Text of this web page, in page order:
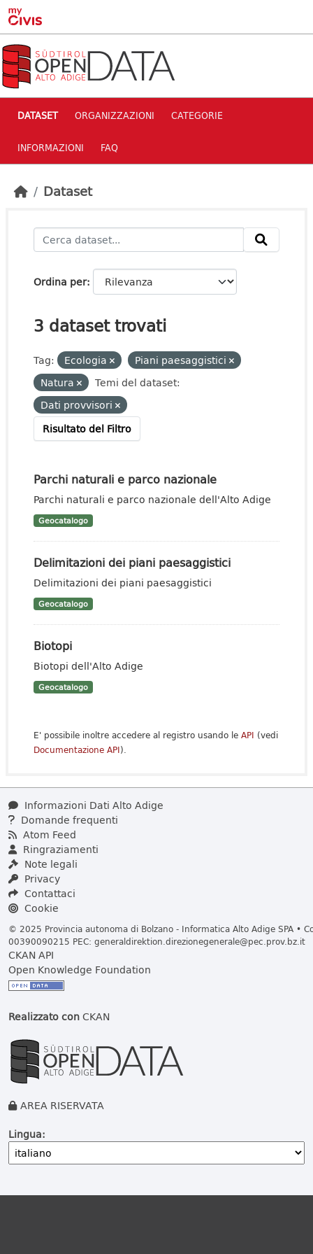
Skip to main content
DATASET ORGANIZZAZIONI CATEGORIE
INFORMAZIONI FAQ
Dataset
Ordina per
3 dataset trovati
Tag: Ecologia
Piani paesaggistici
Natura
Temi del dataset:
Dati provvisori
Risultato del Filtro
Parchi naturali e parco nazionale
Parchi naturali e parco nazionale dell'Alto Adige
Geocatalogo
Delimitazioni dei piani paesaggistici
Delimitazioni dei piani paesaggistici
Geocatalogo
Biotopi
Biotopi dell'Alto Adige
Geocatalogo
E' possibile inoltre accedere al registro usando le API (vedi
Documentazione API).
Informazioni Dati Alto Adige
Domande frequenti
Atom Feed
Ringraziamenti
Note legali
Privacy
Contattaci
Cookie
© 2025 Provincia autonoma di Bolzano - Informatica Alto Adige SPA •
00390090215 PEC: generaldirektion.direzionegenerale@pec.prov.bz.it
CKAN API
Open Knowledge Foundation
Realizzato conCKAN
AREA RISERVATA
Lingua